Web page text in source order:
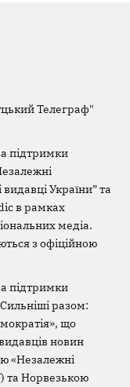
Телеграф"
підтримки
видавці України” та
в рамках
медіа.
з офіційною
підтримки
разом:
що
новин
«Незалежні
та Норвезькою